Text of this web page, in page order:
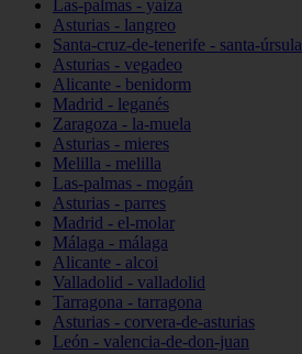
Las-palmas - yaiza
Asturias - langreo
Santa-cruz-de-tenerife - santa-úrsula
Asturias - vegadeo
Alicante - benidorm
Madrid - leganés
Zaragoza - la-muela
Asturias - mieres
Melilla - melilla
Las-palmas - mogán
Asturias - parres
Madrid - el-molar
Málaga - málaga
Alicante - alcoi
Valladolid - valladolid
Tarragona - tarragona
Asturias - corvera-de-asturias
León - valencia-de-don-juan